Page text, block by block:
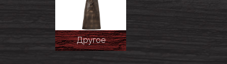
Другое